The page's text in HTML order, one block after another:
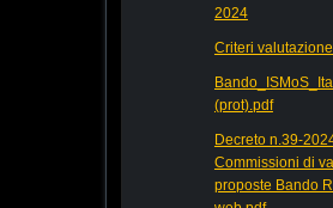
2024
Criteri
(prot).pdf
Decreto n.39-
Commissioni di
proposte Bando